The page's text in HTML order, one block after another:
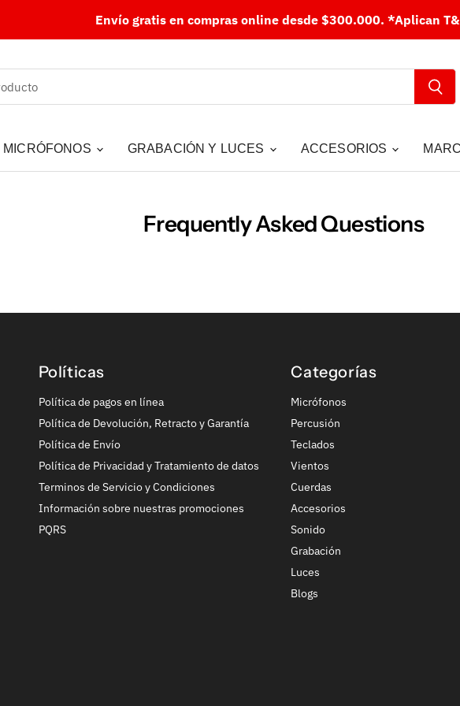
Envío gratis en compras online desde $300.000. *Aplican
MICRÓFONOS GRABACIÓN Y LUCES ACCESORIOS
Frequently Asked Questions
Políticas
Política de pagos en línea
Política de Devolución, Retracto y Garantía
Política de Envío
Política de Privacidad y Tratamiento de datos
Terminos de Servicio y Condiciones
Información sobre nuestras promociones
PQRS
Categorías
Micrófonos
Percusión
Teclados
Vientos
Cuerdas
Accesorios
Sonido
Grabación
Luces
Blogs